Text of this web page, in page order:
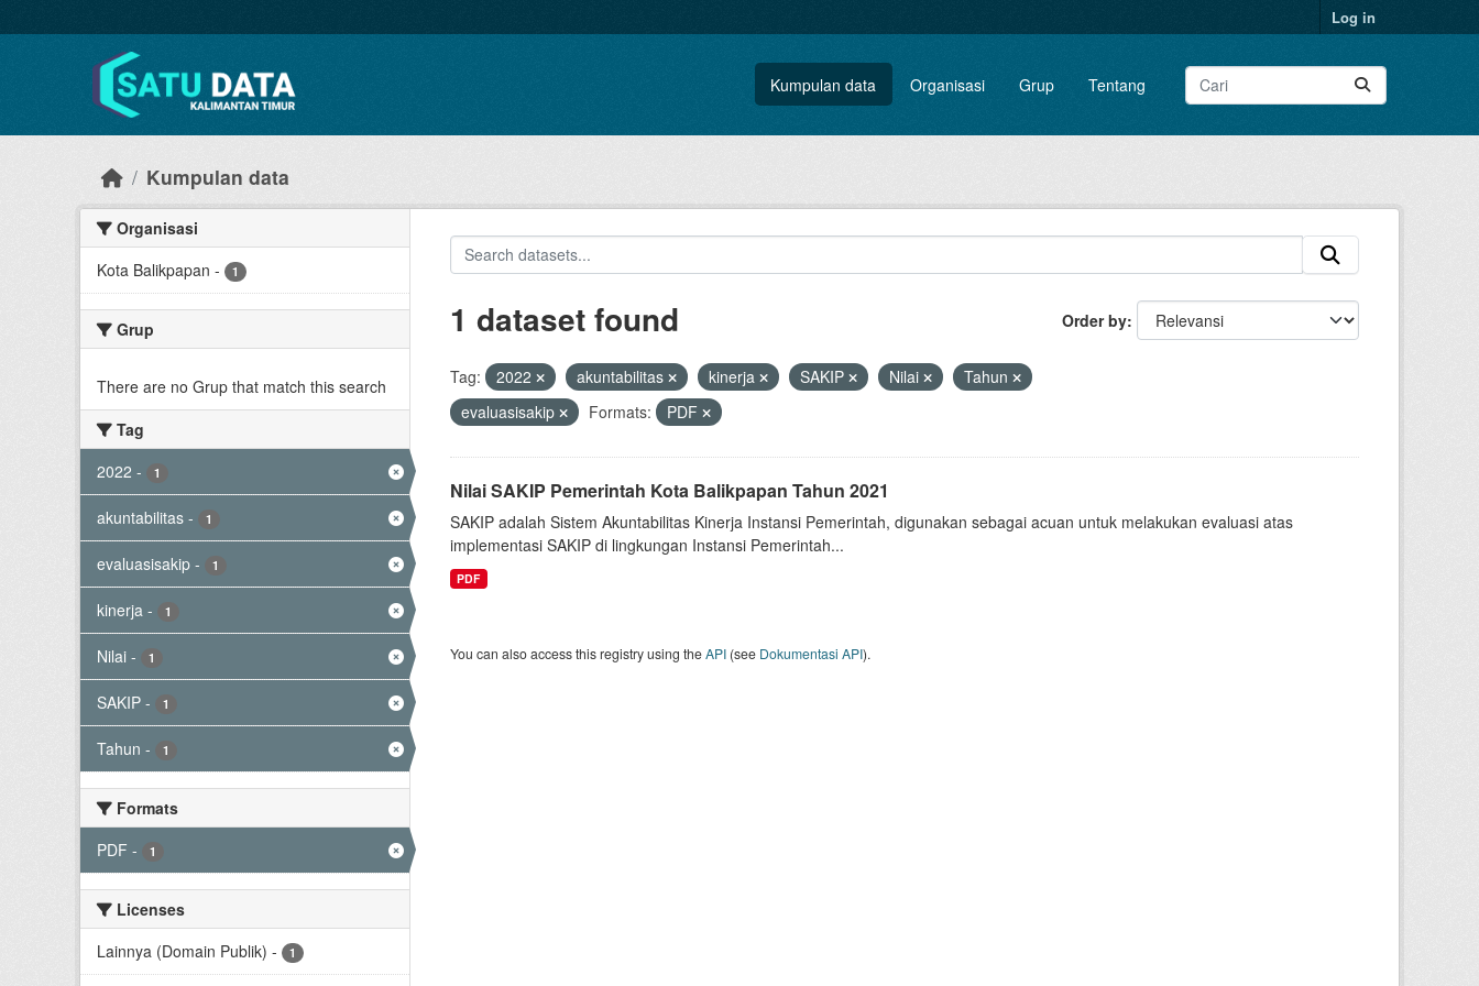
Log in
Kumpulan data Organisasi Grup Tentang
Kumpulan data
Organisasi
Kota Balikpapan - 1
Grup
There are no Grup that match this search
Tag
2022 - 1
akuntabilitas - 1
evaluasisakip - 1
kinerja - 1
Nilai - 1
SAKIP - 1
Tahun - 1
Formats
PDF - 1
Licenses
Lainnya (Domain Publik) - 1
Order by
1 dataset found
Tag: 2022 akuntabilitas kinerja SAKIP Nilai
Tahun
evaluasisakip
Formats: PDF
Nilai SAKIP Pemerintah Kota Balikpapan Tahun 2021
SAKIP adalah Sistem Akuntabilitas Kinerja Instansi Pemerintah, digunakan sebagai acuan untuk melakukan evaluasi atas
implementasi SAKIP di lingkungan Instansi Pemerintah...
PDF
You can also access this registry using theAPI(see Dokumentasi API).